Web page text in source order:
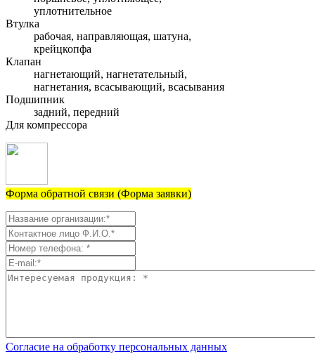
уплотнительное
Втулка
рабочая, направляющая, шатуна,
крейцкопфа
Клапан
нагнетающий, нагнетательный,
нагнетания, всасывающий, всасывания
Подшипник
задний, передний
Для компрессора
Форма обратной связи (Форма заявки)
Согласие на обработку персональных данных